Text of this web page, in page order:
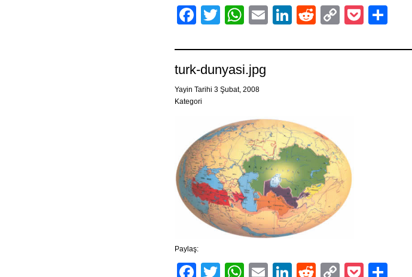
Facebook
TwitterWhatsApp
EmailLinkedIn
RedditCopyPocket
turk-dunyasi.jpg
Yayin Tarihi 3 Şubat, 2008
Kategori
Paylaş:
Facebook
TwitterWhatsApp
EmailLinkedIn
RedditCopyPocket